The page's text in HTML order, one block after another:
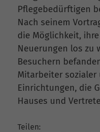
Pflegebedürftigen
Nach seinem
die Möglichkeit,
Neuerungen los zu
Besuchern
Mitarbeiter
Einrichtungen, die
Hauses und
Teilen: